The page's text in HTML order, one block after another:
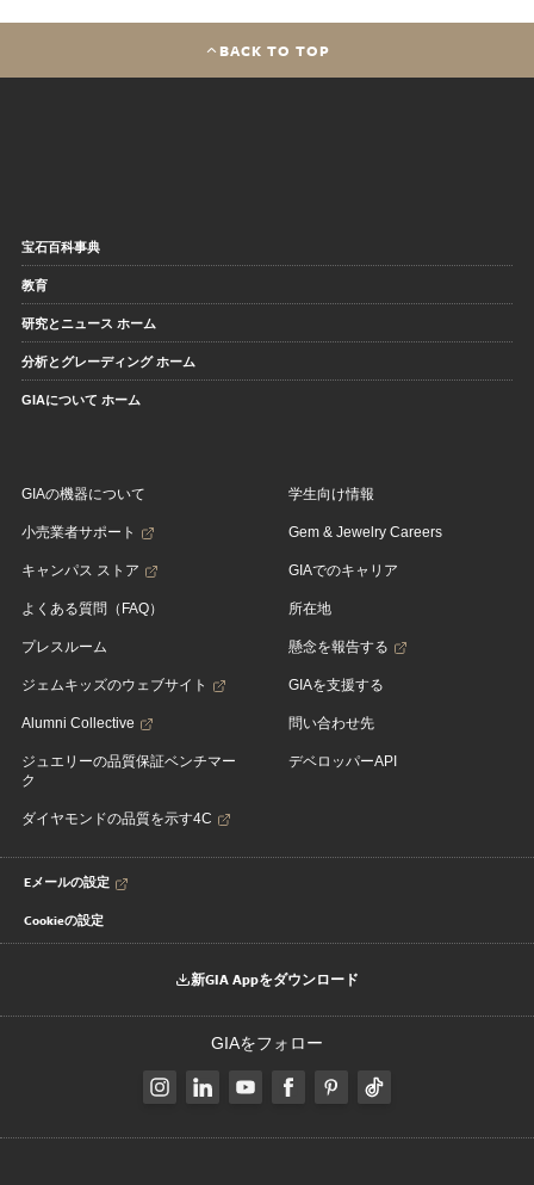
BACK TO TOP
宝石百科事典
教育
研究とニュース ホーム
分析とグレーディング ホーム
GIAについて ホーム
GIAの機器について
小売業者サポート
キャンパス ストア
よくある質問（FAQ）
プレスルーム
ジェムキッズのウェブサイト
Alumni Collective
ジュエリーの品質保証ベンチマー
ク
ダイヤモンドの品質を示す4C
学生向け情報
Gem & Jewelry Careers
GIAでのキャリア
所在地
懸念を報告する
GIAを支援する
問い合わせ先
デベロッパーAPI
Eメールの設定
Cookieの設定
新GIA Appをダウンロード
GIAをフォロー